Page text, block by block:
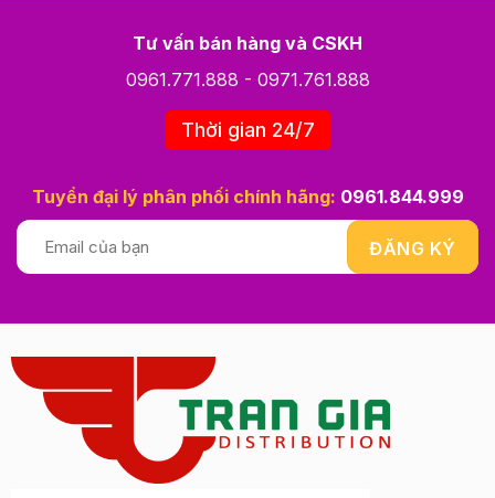
Tư vấn bán hàng và CSKH
0961.771.888 - 0971.761.888
Thời gian 24/7
Tuyển đại lý phân phối chính hãng: 0961.844.999